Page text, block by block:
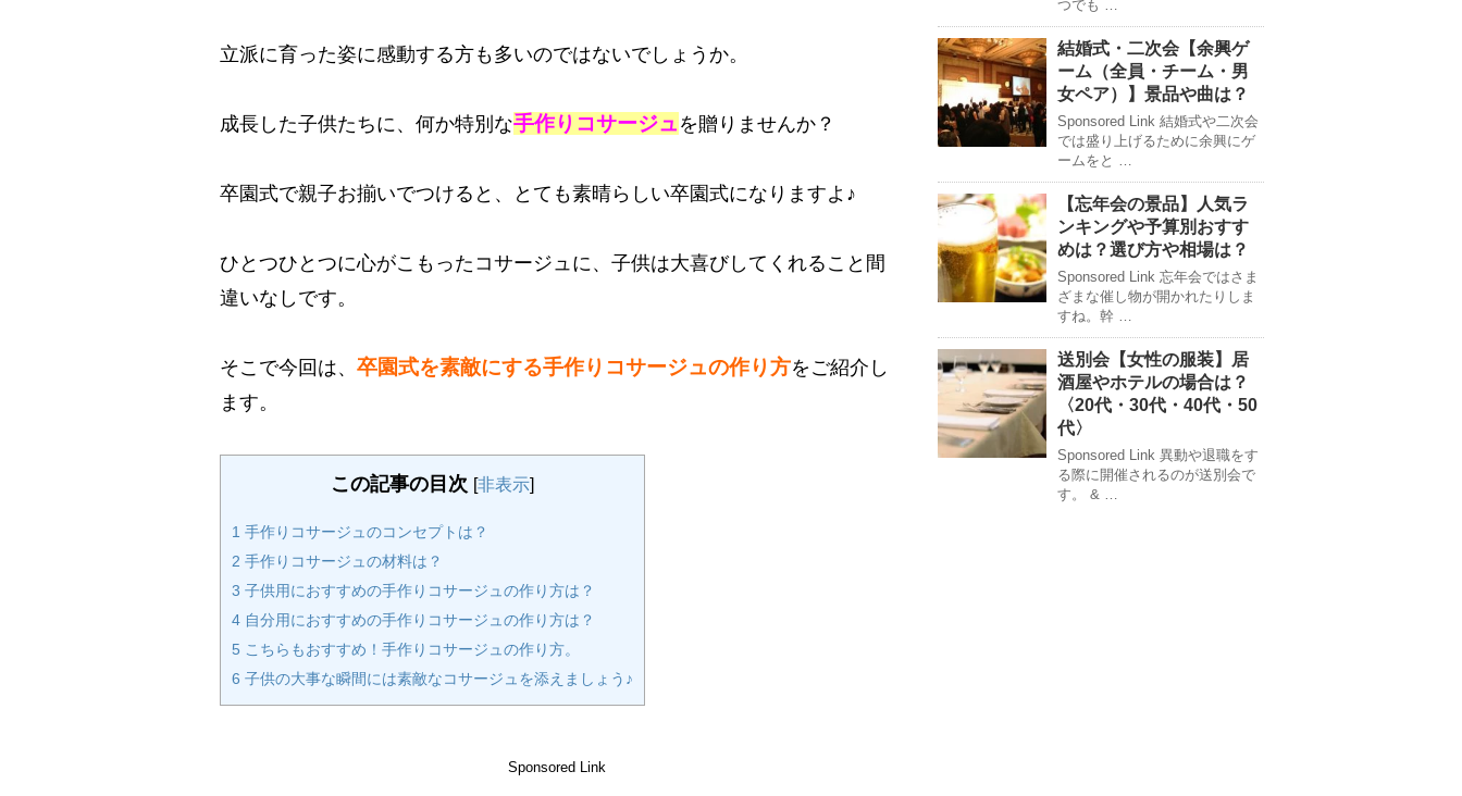
立派に育った姿に感動する方も多いのではないでしょうか。
成長した子供たちに、何か特別な手作り コサージュ を贈りませんか？
卒園式で親子お揃いでつけると、とても素晴らしい卒園式になりますよ♪
ひとつひとつに心がこもったコサージュに、子供は大喜びしてくれること間
違いなしです。
そこで今回は、 卒園式を素敵にする手作りコサージュの作り方をご紹介し
ます。
この記事の目次 [非表示]
1 手作りコサージュのコンセプトは？
2 手作りコサージュの材料は？
3 子供用におすすめの手作りコサージュの作り方は？
4 自分用におすすめの手作りコサージュの作り方は？
5 こちらもおすすめ！手作りコサージュの作り方。
6 子供の大事な瞬間には素敵なコサージュを添えましょう♪
Sponsored Link
つでも …
結婚式・二次会【余興ゲ
ーム（全員・チーム・男
女ペア）】景品や曲は？
Sponsored Link 結婚式や二次会
では盛り上げるために余興にゲ
ームをと …
【忘年会の景品】人気ラ
ンキングや予算別おすす
めは？選び方や相場は？
Sponsored Link 忘年会ではさま
ざまな催し物が開かれたりしま
すね。幹 …
送別会【女性の服装】居
酒屋やホテルの場合は？
〈20代・30代・40代・50
代〉
Sponsored Link 異動や退職をす
る際に開催されるのが送別会で
す。 & …